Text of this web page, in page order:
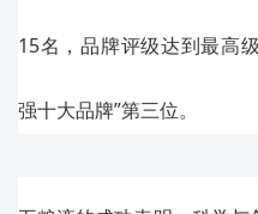
15名，品牌评级达到最高
强十大品牌”第三位。